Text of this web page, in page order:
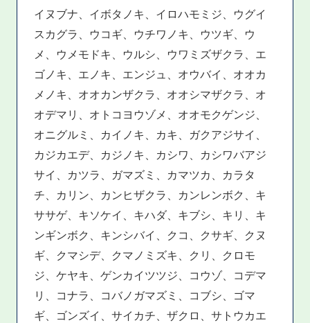
イヌブナ、イボタノキ、イロハモミジ、ウグイ
スカグラ、ウコギ、ウチワノキ、ウツギ、ウ
メ、ウメモドキ、ウルシ、ウワミズザクラ、エ
ゴノキ、エノキ、エンジュ、オウバイ、オオカ
メノキ、オオカンザクラ、オオシマザクラ、オ
オデマリ、オトコヨウゾメ、オオモクゲンジ、
オニグルミ、カイノキ、カキ、ガクアジサイ、
カジカエデ、カジノキ、カシワ、カシワバアジ
サイ、カツラ、ガマズミ、カマツカ、カラタ
チ、カリン、カンヒザクラ、カンレンボク、キ
ササゲ、キソケイ、キハダ、キブシ、キリ、キ
ンギンボク、キンシバイ、クコ、クサギ、クヌ
ギ、クマシデ、クマノミズキ、クリ、クロモ
ジ、ケヤキ、ゲンカイツツジ、コウゾ、コデマ
リ、コナラ、コバノガマズミ、コブシ、ゴマ
ギ、ゴンズイ、サイカチ、ザクロ、サトウカエ